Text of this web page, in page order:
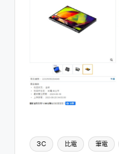
Tags:
3C 比電 筆電